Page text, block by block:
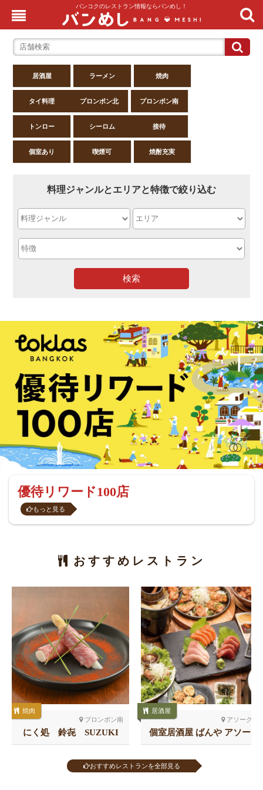
バンコクのレストラン情報ならバンめし！
居酒屋 ラーメン 焼肉
タイ料理 プロンポン北 プロンポン南
トンロー シーロム 接待
個室あり 喫煙可 焼酎充実
料理ジャンルとエリアと特徴で絞り込む
検索
優待リワード100店
もっと見る
おすすめレストラン
プロンポン南
焼肉
にく処 鈴㐂 SUZUKI
アソーク
居酒屋
個室居酒屋 ばんや アソー
ク
おすすめレストランを全部見る